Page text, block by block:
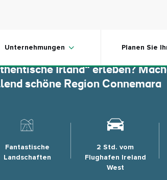
Unternehmungen Planen Sie
Irland“ erleben?
schöne Region Connemara
Fantastische
Landschaften
2 Std. vom
Flughafen Ireland
West